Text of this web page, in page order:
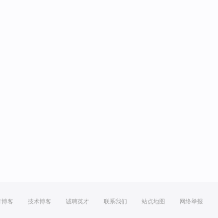
博客 技术博客 诚聘英才 联系我们 站点地图 网络举报